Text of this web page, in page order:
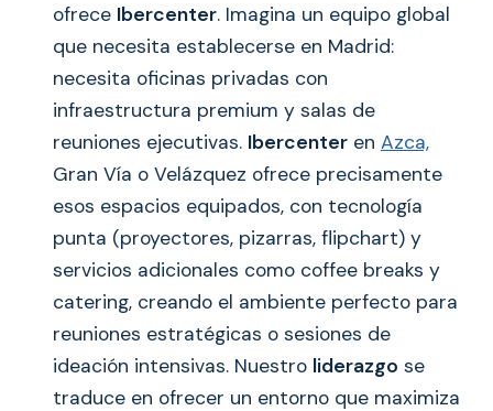
ofrece Ibercenter. Imagina un equipo global
que necesita establecerse en Madrid:
necesita oficinas privadas con
infraestructura premium y salas de
reuniones ejecutivas. Ibercenter en Azca,
Gran Vía o Velázquez ofrece precisamente
esos espacios equipados, con tecnología
punta (proyectores, pizarras, flipchart) y
servicios adicionales como coffee breaks y
catering, creando el ambiente perfecto para
reuniones estratégicas o sesiones de
ideación intensivas. Nuestro liderazgo se
traduce en ofrecer un entorno que maximiza